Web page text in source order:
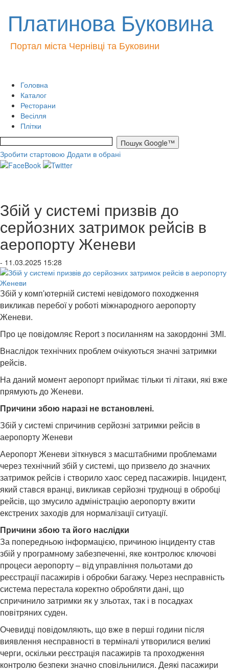
Платинова Буковина
Портал міста Чернівці та Буковини
Головна
Каталог
Ресторани
Весілля
Плітки
Зробити стартовою Додати в обрані
Збій у системі призвів до
серйозних затримок рейсів в
аеропорту Женеви
- 11.03.2025 15:28
Збій у комп'ютерній системі невідомого походження
викликав перебої у роботі міжнародного аеропорту
Женеви.
Про це повідомляє Report з посиланням на закордонні ЗМІ.
Внаслідок технічних проблем очікуються значні затримки
рейсів.
На даний момент аеропорт приймає тільки ті літаки, які вже
прямують до Женеви.
Причини збою наразі не встановлені.
Збій у системі спричинив серйозні затримки рейсів в
аеропорту Женеви
Аеропорт Женеви зіткнувся з масштабними проблемами
через технічний збій у системі, що призвело до значних
затримок рейсів і створило хаос серед пасажирів. Інцидент,
який стався вранці, викликав серйозні труднощі в обробці
рейсів, що змусило адміністрацію аеропорту вжити
екстрених заходів для нормалізації ситуації.
Причини збою та його наслідки
За попередньою інформацією, причиною інциденту став
збій у програмному забезпеченні, яке контролює ключові
процеси аеропорту – від управління польотами до
реєстрації пасажирів і обробки багажу. Через несправність
система перестала коректно обробляти дані, що
спричинило затримки як у зльотах, так і в посадках
повітряних суден.
Очевидці повідомляють, що вже в перші години після
виявлення несправності в терміналі утворилися великі
черги, оскільки реєстрація пасажирів та проходження
контролю безпеки значно сповільнилися. Деякі пасажири